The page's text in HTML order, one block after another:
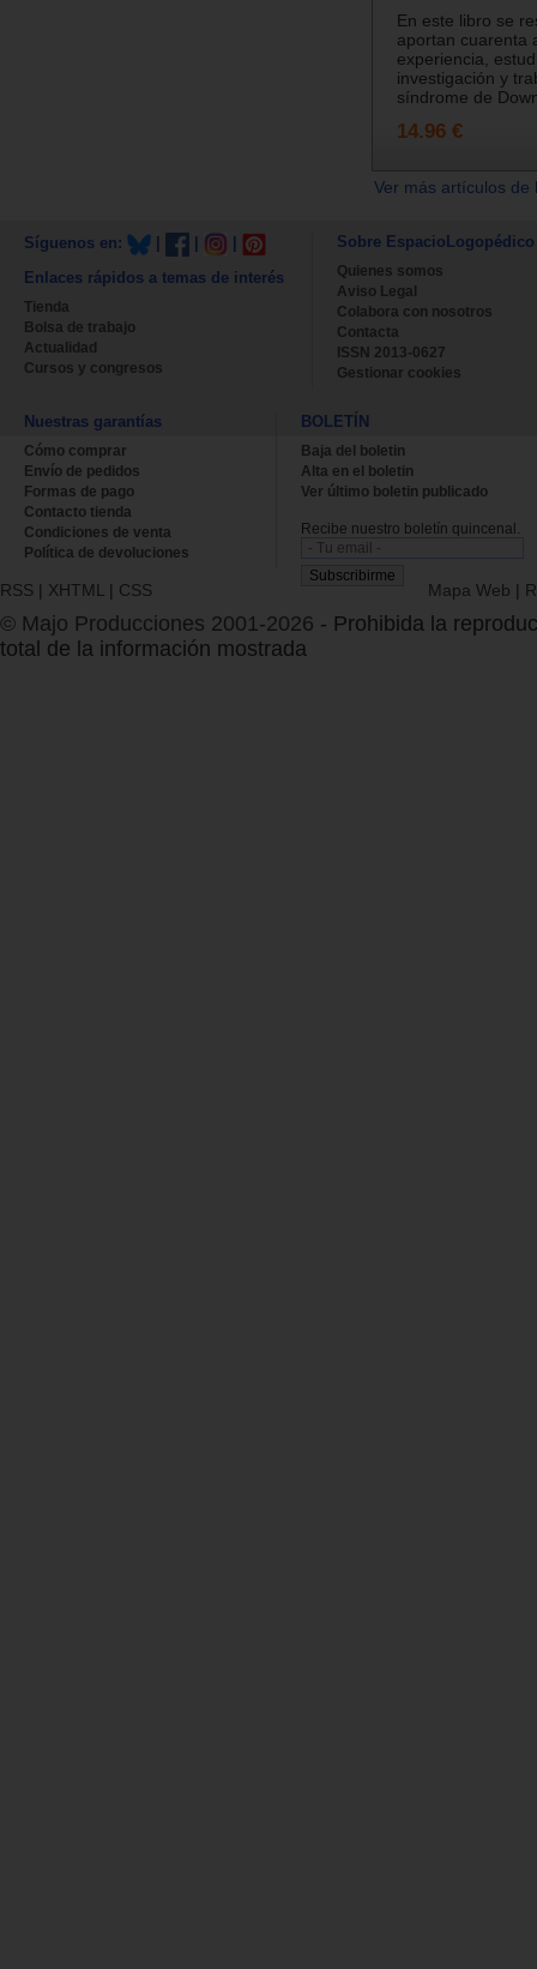
En este libro se
aportan cuarenta
experiencia,
investigación y
síndrome de
14.96 €
Ver más artículos
Síguenos en:
Enlaces rápidos a temas de interés
Tienda
Bolsa de trabajo
Actualidad
Cursos y congresos
Sobre EspacioLogopédico
Quienes somos
Aviso Legal
Colabora con nosotros
Contacta
ISSN 2013-0627
Gestionar cookies
Nuestras garantías
Cómo comprar
Envío de pedidos
Formas de pago
Contacto tienda
Condiciones de venta
Política de devoluciones
BOLETÍN
Baja del boletin
Alta en el boletin
Ver último boletin publicado
Recibe nuestro boletín quincenal.
RSS | XHTML | CSS Mapa Web |
© Majo Producciones 2001-2026 - Prohibida la
total de la información mostrada